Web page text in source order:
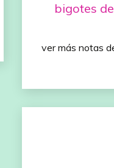
bigotes
ver más notas